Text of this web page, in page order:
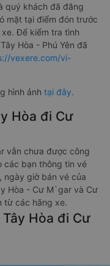
quý khách đã đăng
mặt tại điểm đón trước
Để kiểm tra tình
Hòa - Phú Yên đã
vexere.com/vi-
hình ảnh tại đây.
Hòa đi Cư
vẫn chưa được công
các bạn thông tin vé
ngày giờ bán vé của
Hòa - Cư M`gar và Cư
từ các hãng xe.
Hòa đi Cư